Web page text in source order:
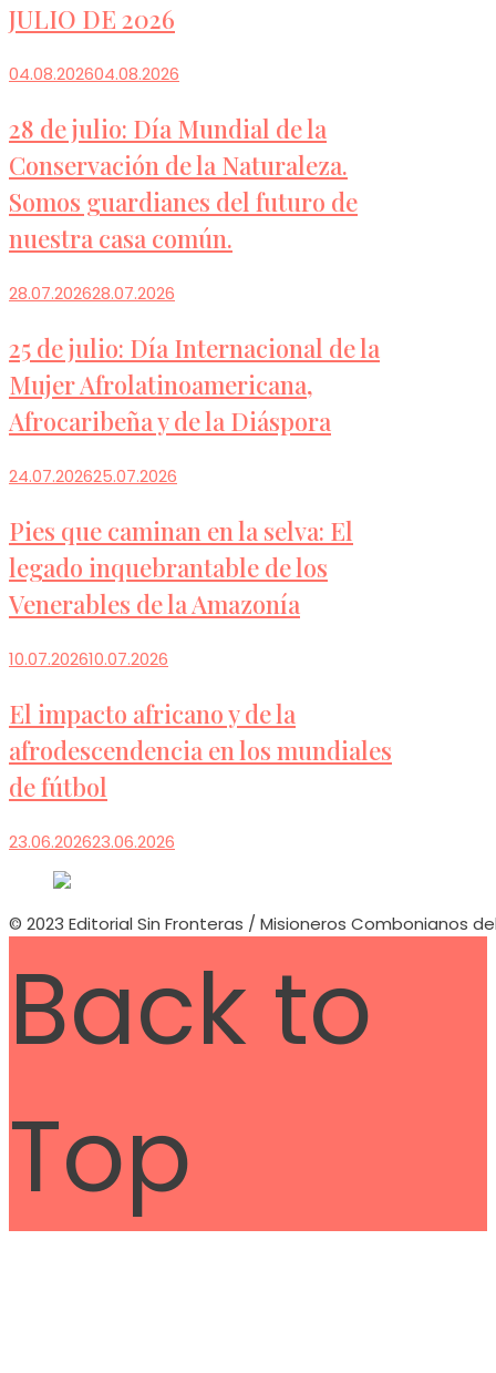
JULIO DE 2026
04.08.202604.08.2026
28 de julio: Día Mundial de la
Conservación de la Naturaleza.
Somos guardianes del futuro de
nuestra casa común.
28.07.202628.07.2026
25 de julio: Día Internacional de la
Mujer Afrolatinoamericana,
Afrocaribeña y de la Diáspora
24.07.202625.07.2026
Pies que caminan en la selva: El
legado inquebrantable de los
Venerables de la Amazonía
10.07.202610.07.2026
El impacto africano y de la
afrodescendencia en los mundiales
de fútbol
23.06.202623.06.2026
© 2023 Editorial Sin Fronteras / Misioneros Combonianos
Back to
Top